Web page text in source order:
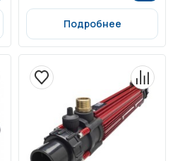
Подробнее